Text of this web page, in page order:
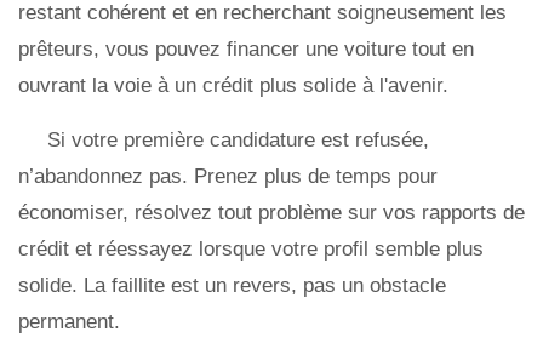
restant cohérent et en recherchant soigneusement les
prêteurs, vous pouvez financer une voiture tout en
ouvrant la voie à un crédit plus solide à l'avenir.
Si votre première candidature est refusée,
n’abandonnez pas. Prenez plus de temps pour
économiser, résolvez tout problème sur vos rapports de
crédit et réessayez lorsque votre profil semble plus
solide. La faillite est un revers, pas un obstacle
permanent.